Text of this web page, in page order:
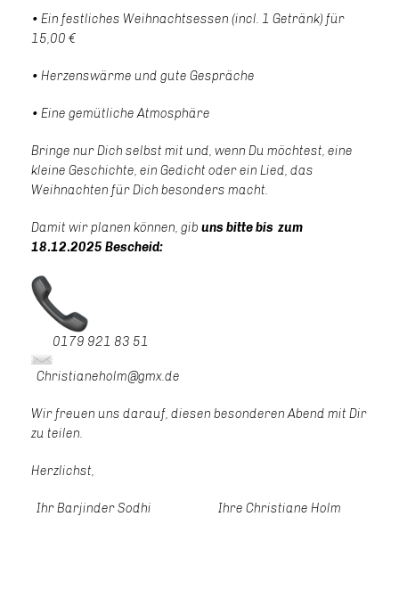
• Ein festliches Weihnachtsessen (incl. 1 Getränk) für
15,00
• Herzenswärme und gute Gespräche
• Eine gemütliche Atmosphäre
Bringe nur Dich selbst mit und, wenn Du möchtest, eine
kleine Geschichte, ein Gedicht oder ein Lied, das
Weihnachten für Dich besonders macht.
Damit wir planen können, gib uns bitte bis zum
18.12.2025 Bescheid:
0179 921 83 51
Christianeholm@gmx.de
Wir freuen uns darauf, diesen besonderen Abend mit Dir
zu teilen.
Herzlichst,
Ihr Barjinder Sodhi Ihre Christiane Holm